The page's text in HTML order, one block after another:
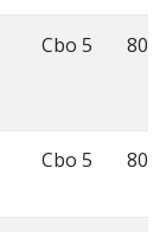
Cbo 5 80
Cbo 5 80